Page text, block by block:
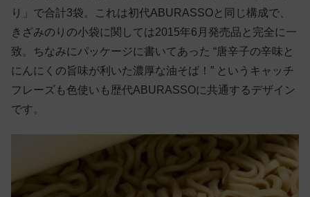
り」で合計3袋。これは初代ABURASSOと同じ構成で、
きざみのりの小袋に関しては2015年6月発売品と完全に一
致。ちなみにパッケージに書いてあった “唐辛子の辛味と
にんにくの旨味が利いた濃厚な油そば！” というキャッチ
フレーズも色使いも歴代ABURASSOに共通するデザイン
です。